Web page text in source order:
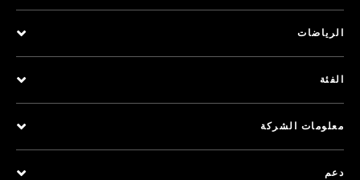
الرياضات
الفئة
معلومات الشركة
دعم